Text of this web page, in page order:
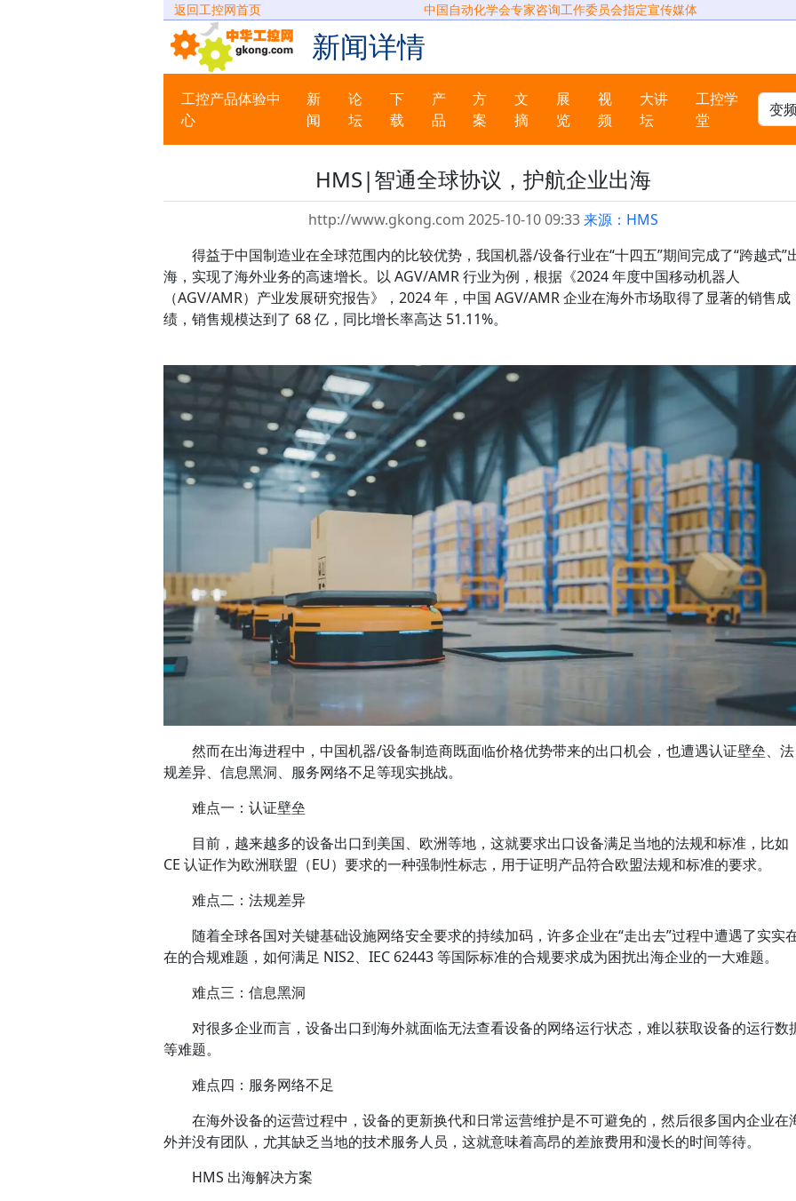
返回工控网首页 中国自动化学会专家咨询工作委员会指定宣传媒体
新闻详情
工控产品体验中
心
新
闻
论
坛
下
载
产
品
方
案
文
摘
展
览
视
频
大讲
坛
工控学
堂
HMS|智通全球协议，护航企业出海
http://www.gkong.com 2025-10-10 09:33来源：HMS
得益于中国制造业在全球范围内的比较优势，我国机器/设备行业在“十四五”期间完成了“跨越式”
海，实现了海外业务的高速增长。以 AGV/AMR 行业为例，根据《2024 年度中国移动机器人
（AGV/AMR）产业发展研究报告》，2024 年，中国 AGV/AMR 企业在海外市场取得了显著的销售成
绩，销售规模达到了 68 亿，同比增长率高达 51.11%。
然而在出海进程中，中国机器/设备制造商既面临价格优势带来的出口机会，也遭遇认证壁垒、法
规差异、信息黑洞、服务网络不足等现实挑战。
难点一：认证壁垒
目前，越来越多的设备出口到美国、欧洲等地，这就要求出口设备满足当地的法规和标准，比如
CE 认证作为欧洲联盟（EU）要求的一种强制性标志，用于证明产品符合欧盟法规和标准的要求。
难点二：法规差异
随着全球各国对关键基础设施网络安全要求的持续加码，许多企业在“走出去”过程中遭遇了实实
在的合规难题，如何满足 NIS2、IEC 62443 等国际标准的合规要求成为困扰出海企业的一大难题。
难点三：信息黑洞
对很多企业而言，设备出口到海外就面临无法查看设备的网络运行状态，难以获取设备的运行数
等难题。
难点四：服务网络不足
在海外设备的运营过程中，设备的更新换代和日常运营维护是不可避免的，然后很多国内企业在
外并没有团队，尤其缺乏当地的技术服务人员，这就意味着高昂的差旅费用和漫长的时间等待。
HMS 出海解决方案